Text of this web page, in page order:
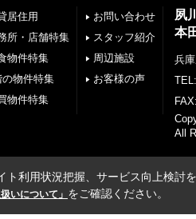
居住用
所・店舗特集
物件特集
の物件特集
物件特集
お問い合わせ
スタッフ紹介
周辺施設
お客様の声
夙
本
兵
All
ト利用状況把握、サービス向上検討
いについて」 をご確認ください。